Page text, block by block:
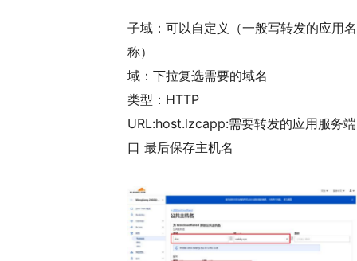
子域：可以自定义（一般写转发的应用名
称）
域：下拉复选需要的域名
类型：HTTP
URL:host.lzcapp:需要转发的应用服务端
口 最后保存主机名